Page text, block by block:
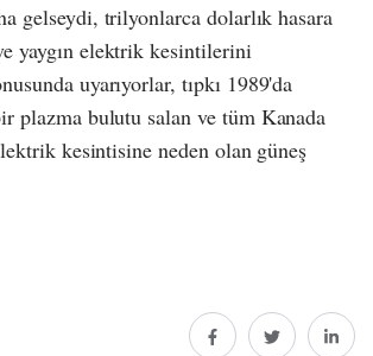
gelseydi, trilyonlarca dolarlık hasara
yaygın elektrik kesintilerini
uyarıyorlar, tıpkı 1989'da
plazma bulutu salan ve tüm Kanada
kesintisine neden olan güneş